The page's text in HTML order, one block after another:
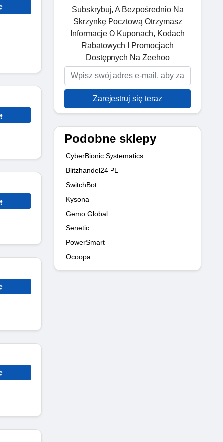
Subskrybuj, A Bezpośrednio Na
Skrzynkę Pocztową Otrzymasz
Informacje O Kuponach, Kodach
Rabatowych I Promocjach
Dostępnych Na Zeehoo
Zarejestruj się teraz
Podobne sklepy
CyberBionic Systematics
Blitzhandel24 PL
SwitchBot
Kysona
Gemo Global
Senetic
PowerSmart
Ocoopa